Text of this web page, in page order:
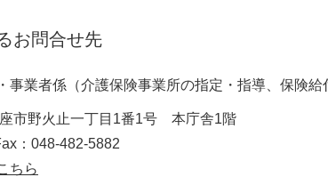
お問合せ先
事業者係（介護保険事業所の指定・指導、保険給
市野火止一丁目1番1号 本庁舎1階
：048-482-5882
ちら